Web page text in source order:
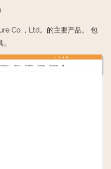
Co.，Ltd。的主要产品。 包